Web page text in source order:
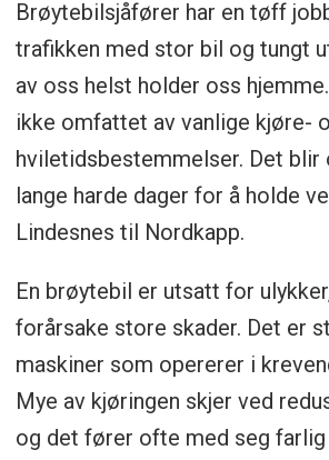
Brøytebilsjåfører har en tøff
trafikken med stor bil og tungt
av oss helst holder oss
ikke omfattet av vanlige kjøre-
hviletidsbestemmelser. Det blir
lange harde dager for å holde
Lindesnes til Nordkapp.
En brøytebil er utsatt for
forårsake store skader. Det er
maskiner som opererer i
Mye av kjøringen skjer ved
og det fører ofte med seg